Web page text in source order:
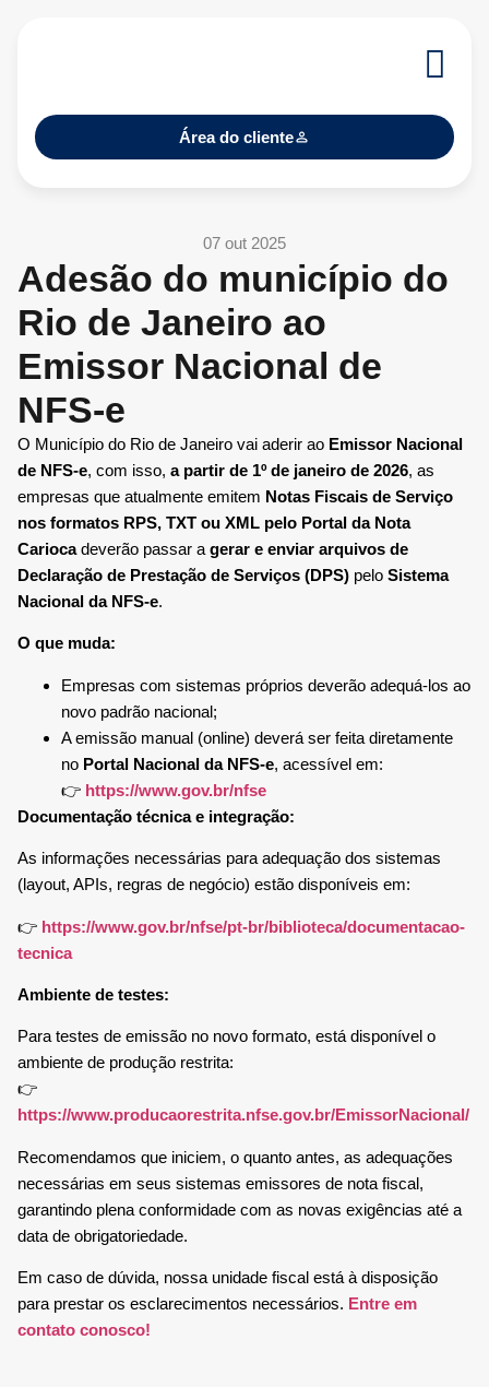
Área do cliente
07 out 2025
Adesão do município do
Rio de Janeiro ao
Emissor Nacional de
NFS-e
O Município do Rio de Janeiro vai aderir ao Emissor Nacional
de NFS-e, com isso, a partir de 1º de janeiro de 2026, as
empresas que atualmente emitem Notas Fiscais de Serviço
nos formatos RPS, TXT ou XML pelo Portal da Nota
Cariocadeverão passar a gerar e enviar arquivos de
Declaração de Prestação de Serviços (DPS) pelo Sistema
Nacional da NFS-e.
O que muda:
Empresas com sistemas próprios deverão adequá-los ao
novo padrão nacional;
A emissão manual (online) deverá ser feita diretamente
no Portal Nacional da NFS-e, acessível em:
👉 https://www.gov.br/nfse
Documentação técnica e integração:
As informações necessárias para adequação dos sistemas
(layout, APIs, regras de negócio) estão disponíveis em:
👉 https://www.gov.br/nfse/pt-br/biblioteca/documentacao-
tecnica
Ambiente de testes:
Para testes de emissão no novo formato, está disponível o
ambiente de produção restrita:
👉
https://www.producaorestrita.nfse.gov.br/EmissorNacional/
Recomendamos que iniciem, o quanto antes, as adequações
necessárias em seus sistemas emissores de nota fiscal,
garantindo plena conformidade com as novas exigências até a
data de obrigatoriedade.
Em caso de dúvida, nossa unidade fiscal está à disposição
para prestar os esclarecimentos necessários. Entre em
contato conosco!